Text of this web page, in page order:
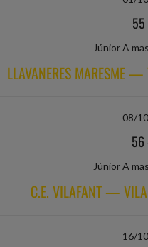
55
Júnior A
LLAVANERES MARESME
08/
56
Júnior A
C.E. VILAFANT —
16/